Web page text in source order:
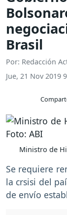
Brasil
Por: Redacción
Jue, 21 Nov 2019
Ministro de
Se requiere
la crsisi del
de envío